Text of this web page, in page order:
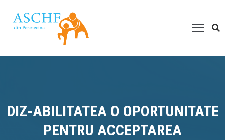
DIZ-ABILITATEA O OPORTUNITATE
PENTRU ACCEPTAREA